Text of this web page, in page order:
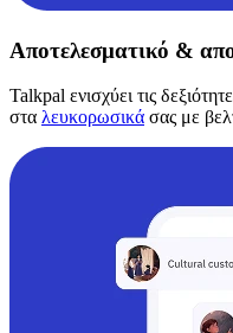
Αποτελεσματικό &
Talkpal ενισχύει τις
στα λευκορωσικά σας με